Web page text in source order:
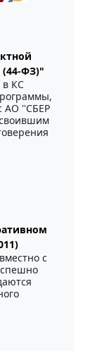
(44-ФЗ)"
в КС
АО ''СБЕР
с